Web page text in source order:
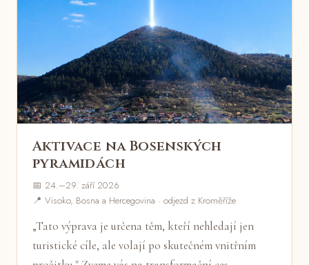
Aktivace na Bosenských
pyramidách
📅 24.–29. září 2026
📍 Visoko, Bosna a Hercegovina · odjezd z Kroměříže
„Tato výprava je určena těm, kteří nehledají jen
turistické cíle, ale volají po skutečném vnitřním